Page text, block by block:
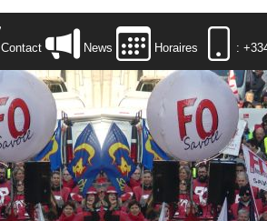
Contact News Horaires :